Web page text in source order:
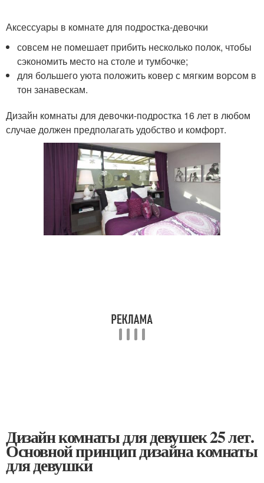
Аксессуары в комнате для подростка-девочки
совсем не помешает прибить несколько полок, чтобы
сэкономить место на столе и тумбочке;
для большего уюта положить ковер с мягким ворсом в
тон занавескам.
Дизайн комнаты для девочки-подростка 16 лет в любом
случае должен предполагать удобство и комфорт.
Дизайн комнаты для девушек 25 лет.
Основной принцип дизайна комнаты
для девушки